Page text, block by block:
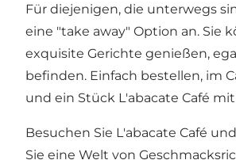
Für diejenigen, die unterwegs
eine "take away" Option an. Sie
exquisite Gerichte genießen,
befinden. Einfach bestellen, im
und ein Stück L'abacate Café
Besuchen Sie L'abacate Café
Sie eine Welt von